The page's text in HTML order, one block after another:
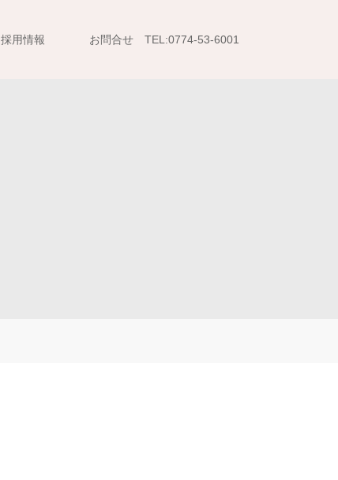
採用情報 お問合せ TEL:0774-53-6001